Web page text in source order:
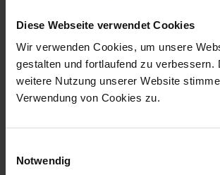
Diese Webseite verwendet Cookies
Wir verwenden Cookies, um unsere
gestalten und fortlaufend zu verbessern.
weitere Nutzung unserer Website
Verwendung von Cookies zu.
Notwendig
online
Dr. Christian Leonhardt